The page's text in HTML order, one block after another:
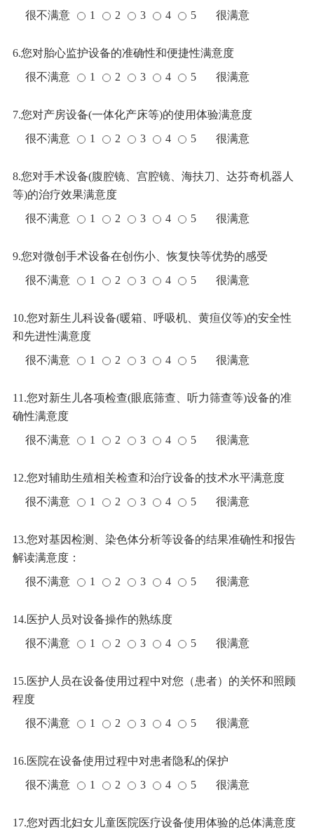
很不满意
1 2 3 4 5 很满意
6.您对胎心监护设备的准确性和便捷性满意度
很不满意
1 2 3 4 5 很满意
7.您对产房设备(一体化产床等)的使用体验满意度
很不满意
1 2 3 4 5 很满意
8.您对手术设备(腹腔镜、宫腔镜、海扶刀、达芬奇机器人
等)的治疗效果满意度
很不满意
1 2 3 4 5 很满意
9.您对微创手术设备在创伤小、恢复快等优势的感受
很不满意
1 2 3 4 5 很满意
10.您对新生儿科设备(暖箱、呼吸机、黄疸仪等)的安全性
和先进性满意度
很不满意
1 2 3 4 5 很满意
11.您对新生儿各项检查(眼底筛查、听力筛查等)设备的准
确性满意度
很不满意
1 2 3 4 5 很满意
12.您对辅助生殖相关检查和治疗设备的技术水平满意度
很不满意
1 2 3 4 5 很满意
13.您对基因检测、染色体分析等设备的结果准确性和报告
解读满意度：
很不满意
1 2 3 4 5 很满意
14.医护人员对设备操作的熟练度
很不满意
1 2 3 4 5 很满意
15.医护人员在设备使用过程中对您（患者）的关怀和照顾
程度
很不满意
1 2 3 4 5 很满意
16.医院在设备使用过程中对患者隐私的保护
很不满意
1 2 3 4 5 很满意
17.您对西北妇女儿童医院医疗设备使用体验的总体满意度